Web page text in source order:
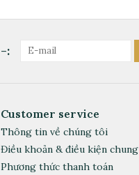
-:
Customer service
Thông tin về chúng tôi
Điều khoản & điều kiện chung
Phương thức thanh toán